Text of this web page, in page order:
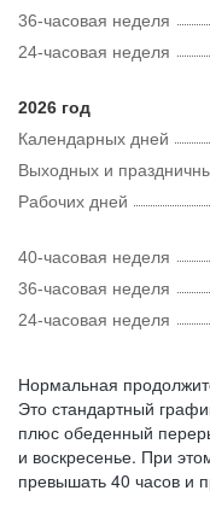
36-часовая неделя
24-часовая неделя
2026 год
Календарных дней
Рабочих дней
Выходных и
40-часовая неделя
36-часовая неделя
24-часовая неделя
Нормальная
Это стандартный
плюс обеденный
и воскресенье. При
превышать 40 часов и